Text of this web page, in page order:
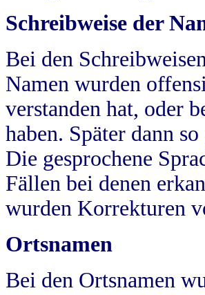
Schreibweise der
Bei den
Namen wurden
verstanden hat, oder
haben. Später dann
Die gesprochene
Fällen bei denen
wurden Korrekturen
Ortsnamen
Bei den Ortsnamen